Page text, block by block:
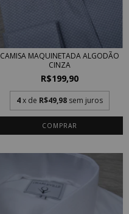
CAMISA MAQUINETADA ALGODÃO
CINZA
R$199,90
4 x de R$49,98 sem juros
COMPRAR